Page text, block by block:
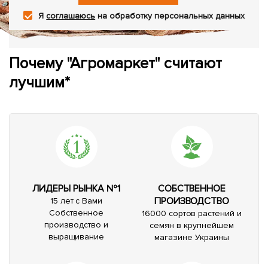
Ясоглашаюсь на обработку персональных данных
Почему "Агромаркет" считают
лучшим*
ЛИДЕРЫ РЫНКА №1
15 лет с Вами
Собственное
производство и
выращивание
СОБСТВЕННОЕ
ПРОИЗВОДСТВО
16000 сортов растений и
семян в крупнейшем
магазине Украины